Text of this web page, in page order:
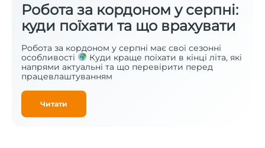
Робота за кордоном у серпні:
куди поїхати та що врахувати
Робота за кордоном у серпні має свої сезонні
особливості
Куди краще поїхати в кінці літа, які
напрями актуальні та що перевірити перед
працевлаштуванням
Читати